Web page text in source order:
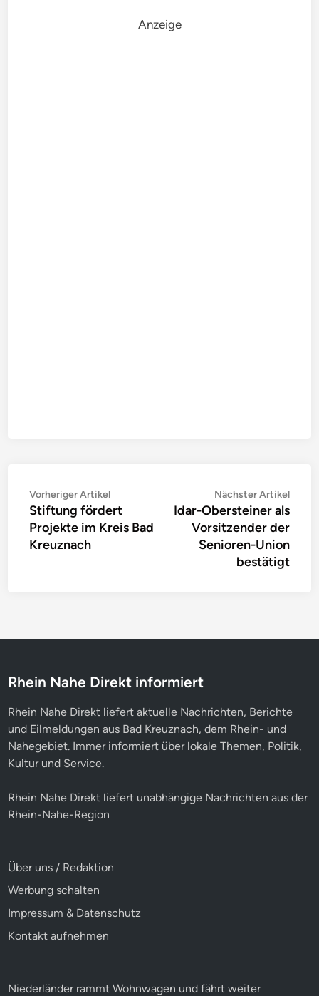
Anzeige
Beitragsnavigation
Vorheriger ArtikelVorheriger
Artikel:
Stiftung fördert
Projekte im Kreis Bad
Kreuznach
Nächster Artikel
Idar-Obersteiner als
Vorsitzender der
Senioren-Union
bestätigt
Rhein Nahe Direkt informiert
Rhein Nahe Direkt liefert aktuelle Nachrichten, Berichte
und Eilmeldungen aus Bad Kreuznach, dem Rhein- und
Nahegebiet. Immer informiert über lokale Themen, Politik,
Kultur und Service.
Rhein Nahe Direkt liefert unabhängige Nachrichten aus der
Rhein-Nahe-Region
Über uns / Redaktion
Werbung schalten
Impressum & Datenschutz
Kontakt aufnehmen
Niederländer rammt Wohnwagen und fährt weiter